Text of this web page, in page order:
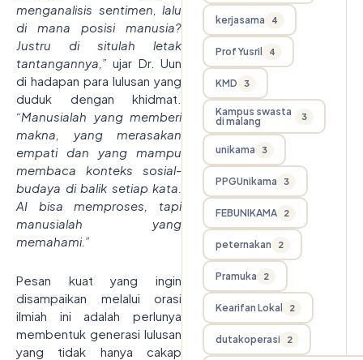
menganalisis sentimen, lalu
di mana posisi manusia?
Justru di situlah letak
tantangannya,” ujar Dr. Uun
di hadapan para lulusan yang
duduk dengan khidmat.
“Manusialah yang memberi
makna, yang merasakan
empati dan yang mampu
membaca konteks sosial-
budaya di balik setiap kata.
AI bisa memproses, tapi
manusialah yang
memahami.”
Pesan kuat yang ingin
disampaikan melalui orasi
ilmiah ini adalah perlunya
membentuk generasi lulusan
yang tidak hanya cakap
kerjasama 4
Prof Yusril 4
KMD 3
Kampus swasta
di malang
3
unikama 3
PPGUnikama 3
FEBUNIKAMA 2
peternakan 2
Pramuka 2
Kearifan Lokal 2
dutakoperasi 2